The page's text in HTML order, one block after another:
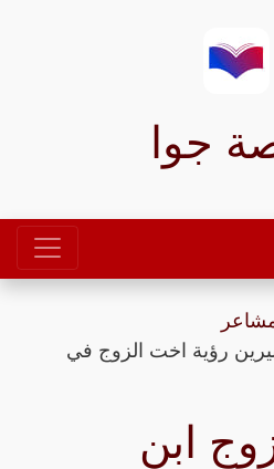
جوا
رؤية اخت الزوج في
ابن